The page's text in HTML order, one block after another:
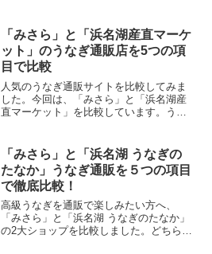
あります。今回は「味・品質」「ボリュ
ーム」「価格」「バリエ...
「みさら」と「浜名湖産直マーケ
ット」のうなぎ通販店を5つの項
目で比較
人気のうなぎ通販サイトを比較してみま
した。今回は、「みさら」と「浜名湖産
直マーケット」を比較しています。うな
のバリエーション」「5.産地・信頼性」
の5つの項目で...
「みさら」と「浜名湖 うなぎの
たなか」うなぎ通販を５つの項目
で徹底比較！
高級うなぎを通販で楽しみたい方へ、
「みさら」と「浜名湖 うなぎのたなか」
の2大ショップを比較しました。どちらも